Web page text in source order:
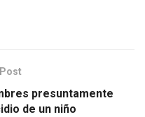
presuntamente
de un niño